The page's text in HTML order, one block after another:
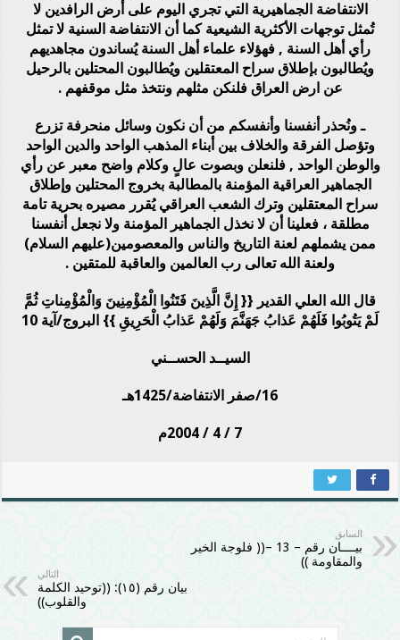
الانتفاضة الجماهيرية التي تجري اليوم على أرض الرافدين لا
تُمثل توجهات الأكثرية الشيعية كما أن الانتفاضة السنية لا تمثل
رأي أهل السنة , فهؤلاء علماء أهل السنة يُساندون مجاهديهم
ويُطالبون بإطلاق سراح المعتقلين ويُطالبون المحتلين بالرحيل
عن ارض العراق فلنكن مثلهم ونتخذ مثل موقفهم .
ـ ونُحذر أنفسنا وأنفسكم من أن نكون وسائل منحرفة تزرع
وتؤصل الفرقة والخلاف بين أبناء المذهب الواحد والدين الواحد
والوطن الواحد , فلنعلن وبصوت عالٍ وكلام واضح معبر عن رأي
الجماهير العراقية المؤمنة بالمطالبة بخروج المحتلين وإطلاق
سراح المعتقلين وترك الشعب العراقي يُقرر مصيره بحرية تامة
مطلقة ، فعلينا أن لا نخذل الجماهير المؤمنة ولا نجعل أنفسنا
ممن يشملهم لعنة التاريخ والناس والمعصومين(عليهم السلام)
ولعنة الله تعالى رب العالمين والعاقبة للمتقين .
قال الله العلي القدير {{ إِنَّ الَّذِينَ فَتَنُوا الْمُؤْمِنِينَ وَالْمُؤْمِناتِ ثُمَّ
لَمْ يَتُوبُوا فَلَهُمْ عَذابُ جَهَنَّمَ وَلَهُمْ عَذابُ الْحَرِيقِ }} البروج/آية 10
السيــد الحســني
16/صفر الانتفاضة/1425هـ
7 / 4 / 2004م
السابق
بيــــان رقم – 13 –(( فلوجة الخير
والمقاومة ))
التالي
بيان رقم (١٥): ((توحيد الكلمة
والقلوب))